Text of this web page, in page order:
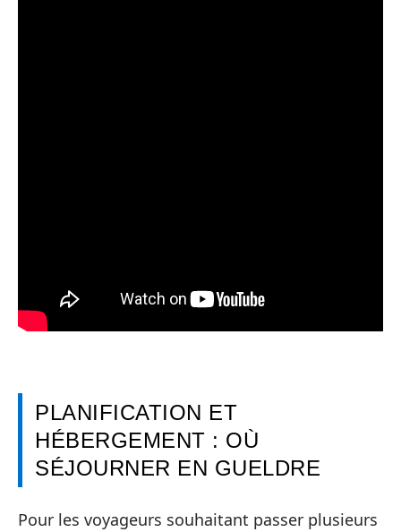
PLANIFICATION ET
HÉBERGEMENT : OÙ
SÉJOURNER EN GUELDRE
Pour les voyageurs souhaitant passer plusieurs